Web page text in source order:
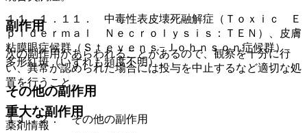
１１．１．１１． 中毒性表皮壊死融解症（Ｔｏｘｉｃ Ｅ
ｐｉｄｅｒｍａｌ Ｎｅｃｒｏｌｙｓｉｓ：ＴＥＮ）、皮膚
粘膜眼症候群（Ｓｔｅｖｅｎｓ−Ｊｏｈｎｓｏｎ症候群）、
多形紅斑（いずれも頻度不明）。
その他の副作用
１１．２． その他の副作用
副作用
次の副作用があらわれることがあるので、観察を十分に行
い、異常が認められた場合には投与を中止するなど適切な処
置を行うこと。
重大な副作用
薬剤情報